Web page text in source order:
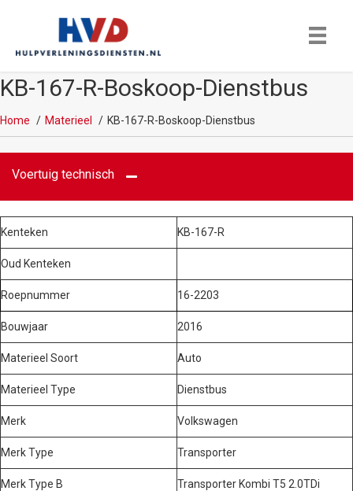
KB-167-R-Boskoop-Dienstbus
Home Materieel KB-167-R-Boskoop-Dienstbus
Voertuig technisch
Kenteken KB-167-R
Oud Kenteken
Roepnummer 16-2203
Bouwjaar 2016
Materieel Soort Auto
Materieel Type Dienstbus
Merk Volkswagen
Merk Type Transporter
Merk Type B Transporter Kombi T5 2.0TDi